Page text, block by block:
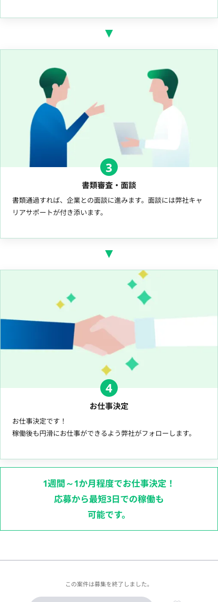
3
書類審査・面談
書類通過すれば、企業との面談に進みます。面談には弊社キャ
リアサポートが付き添います。
4
お仕事決定
お仕事決定です！
稼働後も円滑にお仕事ができるよう弊社がフォローします。
1週間～1か月程度でお仕事決定！
応募から最短3日での稼働も
可能です。
この案件は募集を終了しました。